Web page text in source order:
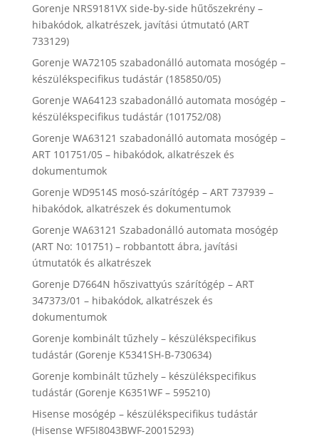
Gorenje NRS9181VX side-by-side hűtőszekrény –
hibakódok, alkatrészek, javítási útmutató (ART
733129)
Gorenje WA72105 szabadonálló automata mosógép –
készülékspecifikus tudástár (185850/05)
Gorenje WA64123 szabadonálló automata mosógép –
készülékspecifikus tudástár (101752/08)
Gorenje WA63121 szabadonálló automata mosógép –
ART 101751/05 – hibakódok, alkatrészek és
dokumentumok
Gorenje WD9514S mosó-szárítógép – ART 737939 –
hibakódok, alkatrészek és dokumentumok
Gorenje WA63121 Szabadonálló automata mosógép
(ART No: 101751) – robbantott ábra, javítási
útmutatók és alkatrészek
Gorenje D7664N hőszivattyús szárítógép – ART
347373/01 – hibakódok, alkatrészek és
dokumentumok
Gorenje kombinált tűzhely – készülékspecifikus
tudástár (Gorenje K5341SH-B-730634)
Gorenje kombinált tűzhely – készülékspecifikus
tudástár (Gorenje K6351WF – 595210)
Hisense mosógép – készülékspecifikus tudástár
(Hisense WF5I8043BWF-20015293)